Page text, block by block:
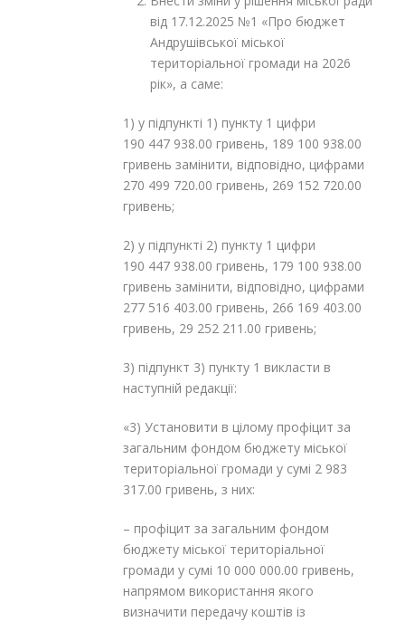
від 17.12.2025 №1 «Про бюджет
Андрушівської міської
територіальної громади на 2026
рік», а саме:
1) у підпункті 1) пункту 1 цифри
190 447 938.00 гривень, 189 100 938.00
гривень замінити, відповідно, цифрами
270 499 720.00 гривень, 269 152 720.00
гривень;
2) у підпункті 2) пункту 1 цифри
190 447 938.00 гривень, 179 100 938.00
гривень замінити, відповідно, цифрами
277 516 403.00 гривень, 266 169 403.00
гривень, 29 252 211.00 гривень;
3) підпункт 3) пункту 1 викласти в
наступній редакції:
«3) Установити в цілому профіцит за
загальним фондом бюджету міської
територіальної громади у сумі 2 983
317.00 гривень, з них:
– профіцит за загальним фондом
бюджету міської територіальної
громади у сумі 10 000 000.00 гривень,
напрямом використання якого
визначити передачу коштів із